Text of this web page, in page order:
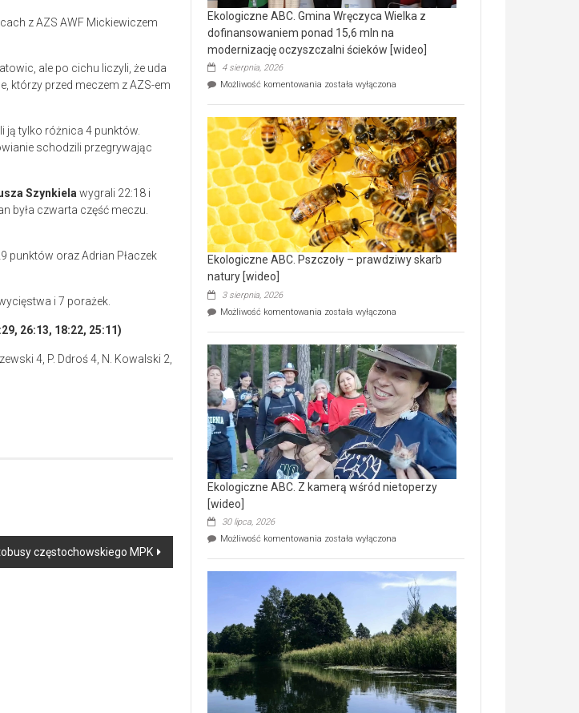
z AZS AWF Mickiewiczem
ale po cichu liczyli, że uda
którzy przed meczem z AZS-em
ją tylko różnica 4 punktów.
schodzili przegrywając
Szynkielawygrali 22:18 i
była czwarta część meczu.
punktów oraz Adrian Płaczek
i 7 porażek.
26:13, 18:22, 25:11)
4, P. Ddroś 4, N. Kowalski 2,
częstochowskiego MPK
Ekologiczne ABC. Gmina Wręczyca Wielka z
dofinansowaniem ponad 15,6 mln na
modernizację oczyszczalni ścieków [wideo]
4 sierpnia, 2026
Możliwość komentowania Ekologiczne
Wręczyca
Wielka
z
dofinansowaniem
ponad
15,6
mln
na
modernizację
oczyszczalni
ścieków
[wideo]
została wyłączona
Ekologiczne ABC. Pszczoły – prawdziwy skarb
natury [wideo]
3 sierpnia, 2026
Możliwość komentowania Ekologiczne
–
prawdziwy
skarb
natury
[wideo]
została wyłączona
Ekologiczne ABC. Z kamerą wśród nietoperzy
[wideo]
30 lipca, 2026
Możliwość komentowania Ekologiczne
wśród
nietoperzy
[wideo]
została wyłączona